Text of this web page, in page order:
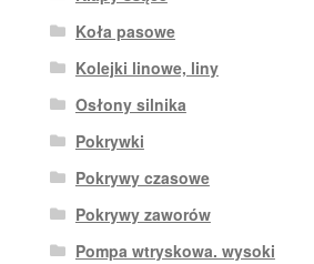
Koła pasowe
Kolejki linowe, liny
Osłony silnika
Pokrywki
Pokrywy czasowe
Pokrywy zaworów
Pompa wtryskowa. wysoki